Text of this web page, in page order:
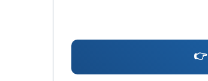
👉